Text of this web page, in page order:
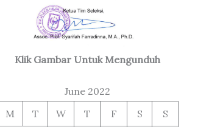
Klik Gambar Untuk Mengunduh
June 2022
M
T W T F S S